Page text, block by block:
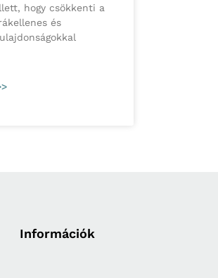
hogy csökkenti a
és
Információk